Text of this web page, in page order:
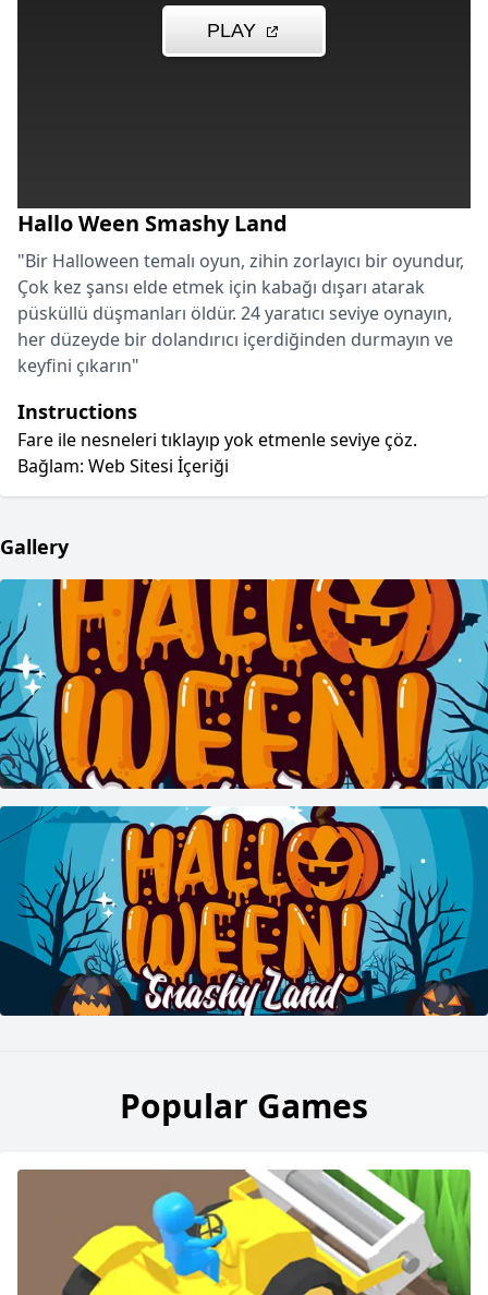
Hallo Ween Smashy Land
"Bir Halloween temalı oyun, zihin zorlayıcı bir oyundur,
Çok kez şansı elde etmek için kabağı dışarı atarak
püsküllü düşmanları öldür. 24 yaratıcı seviye oynayın,
her düzeyde bir dolandırıcı içerdiğinden durmayın ve
keyfini çıkarın"
Instructions
Fare ile nesneleri tıklayıp yok etmenle seviye çöz.
Bağlam: Web Sitesi İçeriği
Gallery
Popular Games